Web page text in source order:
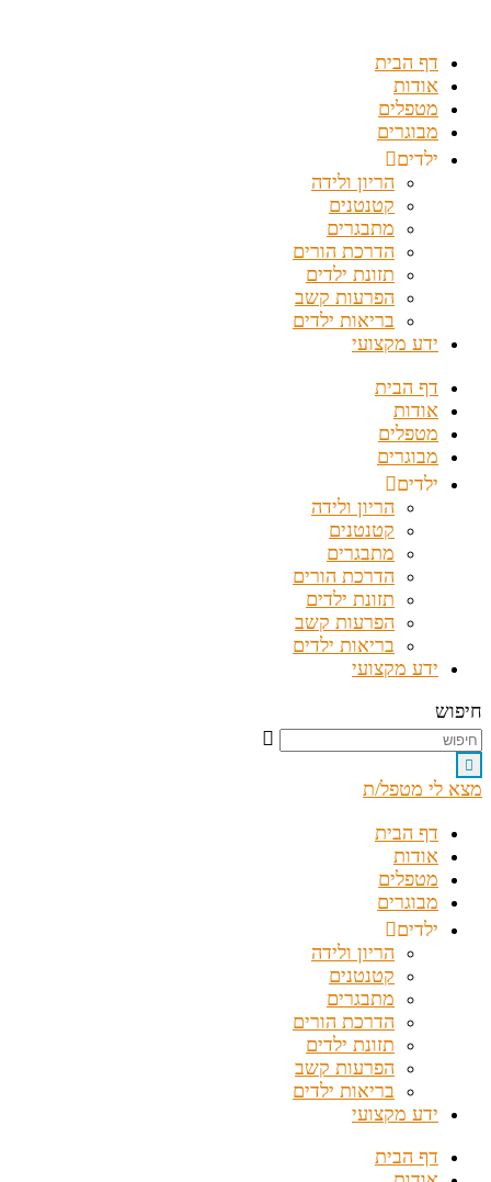
דף הבית
אודות
מטפלים
מבוגרים
ילדים
הריון ולידה
קטנטנים
מתבגרים
הדרכת הורים
תזונת ילדים
הפרעות קשב
בריאות ילדים
ידע מקצועי
דף הבית
אודות
מטפלים
מבוגרים
ילדים
הריון ולידה
קטנטנים
מתבגרים
הדרכת הורים
תזונת ילדים
הפרעות קשב
בריאות ילדים
ידע מקצועי
חיפוש
מצא לי מטפל/ת
דף הבית
אודות
מטפלים
מבוגרים
ילדים
הריון ולידה
קטנטנים
מתבגרים
הדרכת הורים
תזונת ילדים
הפרעות קשב
בריאות ילדים
ידע מקצועי
דף הבית